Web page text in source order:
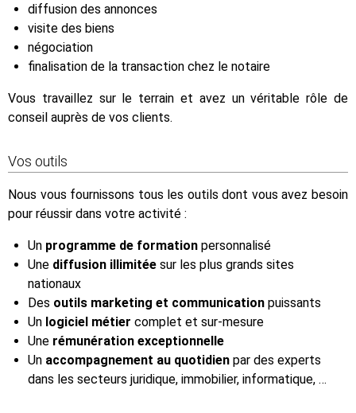
diffusion des annonces
visite des biens
négociation
finalisation de la transaction chez le notaire
Vous travaillez sur le terrain et avez un véritable rôle de
conseil auprès de vos clients.
Vos outils
Nous vous fournissons tous les outils dont vous avez besoin
pour réussir dans votre activité :
Un programme de formation personnalisé
Une diffusion illimitée sur les plus grands sites
nationaux
Des outils marketing et communication puissants
Un logiciel métier complet et sur-mesure
Une rémunération exceptionnelle
Un accompagnement au quotidien par des experts
dans les secteurs juridique, immobilier, informatique, …